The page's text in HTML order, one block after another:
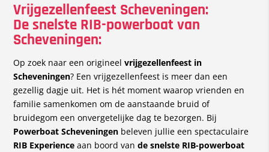
Vrijgezellenfeest Scheveningen:
De snelste RIB-powerboat van
Scheveningen:
Op zoek naar een origineelvrijgezellenfeest in
Scheveningen? Een vrijgezellenfeest is meer dan een
gezellig dagje uit. Het is hét moment waarop vrienden en
familie samenkomen om de aanstaande bruid of
bruidegom een onvergetelijke dag te bezorgen. Bij
Powerboat Scheveningen beleven jullie een spectaculaire
RIB Experience aan boord vande snelste RIB-powerboat